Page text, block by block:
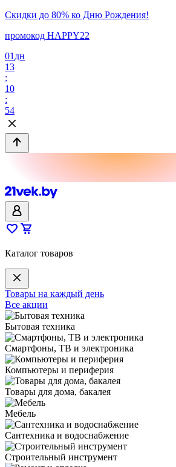
Скидки до 80% ко Дню Рождения!
промокод HAPPY22
01 дн
13
:
10
:
54
Каталог товаров
Товары на каждый день
Все акции
Бытовая техника
Смартфоны, ТВ и электроника
Компьютеры и периферия
Товары для дома, бакалея
Мебель
Сантехника и водоснабжение
Строительный инструмент